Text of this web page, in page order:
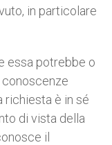
in particolare
essa potrebbe o
conoscenze
richiesta è in sé
di vista della
il